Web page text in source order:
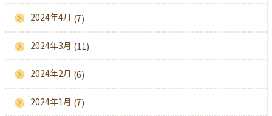
2024年4月 (7)
2024年3月 (11)
2024年2月 (6)
2024年1月 (7)